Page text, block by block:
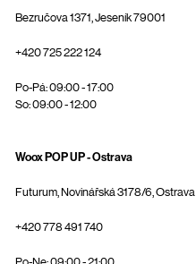
Bezručova 1371, Jeseník 79001
+420 725 222 124
Po-Pá: 09:00 - 17:00
So: 09:00 - 12:00
Woox POP UP - Ostrava
Futurum, Novinářská 3178/6, Ostrava
+420 778 491 740